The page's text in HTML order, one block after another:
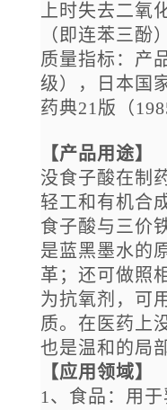
上时失去二氧
（即连苯三酚
质量指标：产
级），日本国
药典21版（
【产品用途】
没食子酸在制
轻工和有机合
食子酸与三价
是蓝黑墨水的
革；还可做照
为抗氧剂，可
质。在医药上
也是温和的局
【应用领域】
1、食品：用